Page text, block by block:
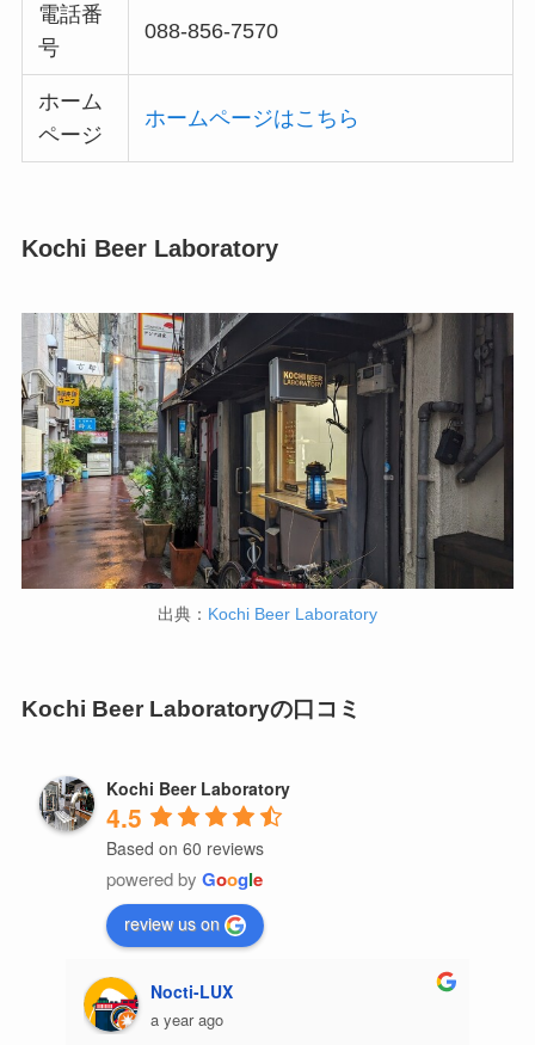
電話番
号
088-856-7570
ホーム
ページ
ホームページはこちら
Kochi Beer Laboratory
出典： Kochi Beer Laboratory
Kochi Beer Laboratoryの口コミ
Kochi Beer Laboratory
4.5
Based on 60 reviews
powered by Google
review us on
Nocti-LUX
a year ago